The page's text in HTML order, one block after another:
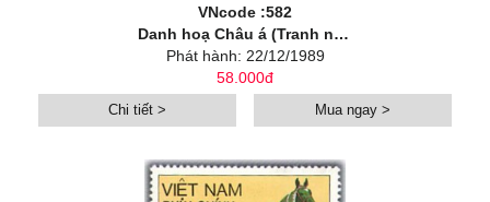
VNcode :582
Danh hoạ Châu á (Tranh ngựa của Từ Bi Hồng)
Phát hành: 22/12/1989
58.000đ
Chi tiết > Mua ngay >